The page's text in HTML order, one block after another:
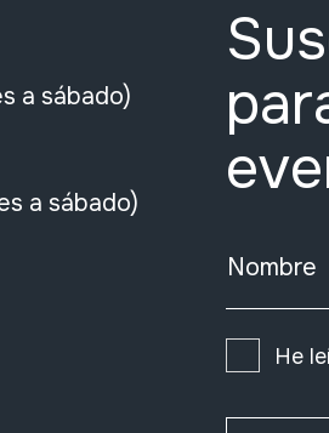
a sábado)
a sábado)
Nombre
He